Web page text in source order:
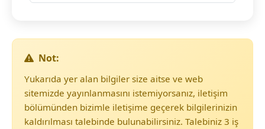
Not:
Yukarıda yer alan bilgiler size aitse ve web
sitemizde yayınlanmasını istemiyorsanız, iletişim
bölümünden bizimle iletişime geçerek bilgilerinizin
kaldırılması talebinde bulunabilirsiniz. Talebiniz 3 iş